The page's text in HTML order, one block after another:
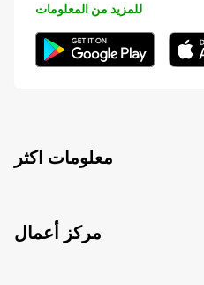
للمزيد من المعلومات
معلومات اكثر
مركز أعمال